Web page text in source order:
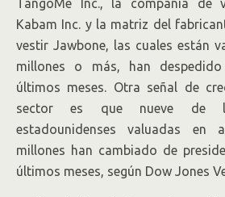
TangoMe Inc., la compañía de
Kabam Inc. y la matriz del
vestir Jawbone, las cuales están
millones o más, han
últimos meses. Otra señal de
sector es que nueve de
estadounidenses valuadas en
millones han cambiado de
últimos meses, según Dow Jones